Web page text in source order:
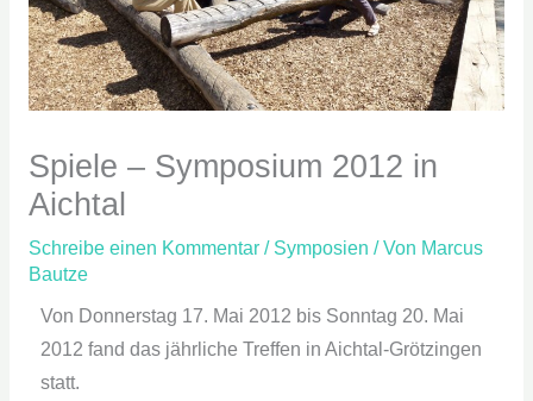
Spiele – Symposium 2012 in
Aichtal
Schreibe einen Kommentar / Symposien / Von Marcus
Bautze
Von Donnerstag 17. Mai 2012 bis Sonntag 20. Mai
2012 fand das jährliche Treffen in Aichtal-Grötzingen
statt.